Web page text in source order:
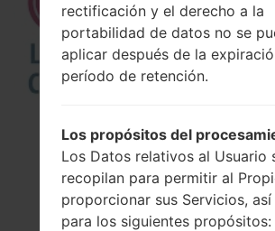
Los 5 principales Códigos
rectificación y el derecho a la
portabilidad de datos no se
aplicar después de la
período de retención.
Los propósitos del
Los Datos relativos al Usuario
recopilan para permitir al
proporcionar sus Servicios,
para los siguientes